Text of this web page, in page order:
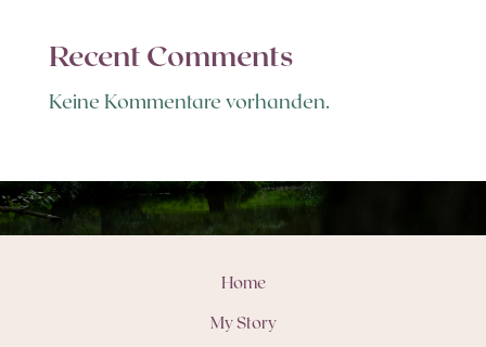
Recent Comments
Keine Kommentare vorhanden.
Home
My Story